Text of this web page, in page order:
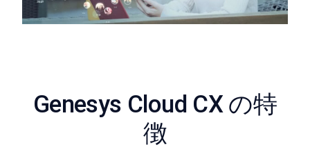
Genesys Cloud CX の特
徴